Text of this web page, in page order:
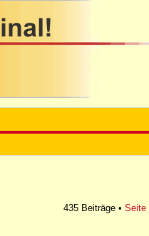
435 Beiträge • Seite